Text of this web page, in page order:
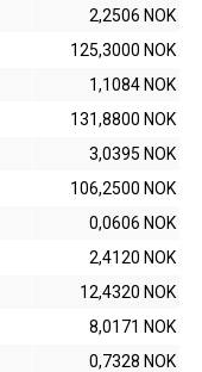
2,2506 NOK
125,3000 NOK
1,1084 NOK
131,8800 NOK
3,0395 NOK
106,2500 NOK
0,0606 NOK
2,4120 NOK
12,4320 NOK
8,0171 NOK
0,7328 NOK